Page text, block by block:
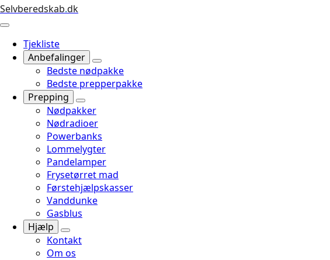
Selvberedskab.dk
Tjekliste
Anbefalinger
Bedste nødpakke
Bedste prepperpakke
Prepping
Nødpakker
Nødradioer
Powerbanks
Lommelygter
Pandelamper
Frysetørret mad
Førstehjælpskasser
Vanddunke
Gasblus
Hjælp
Kontakt
Om os